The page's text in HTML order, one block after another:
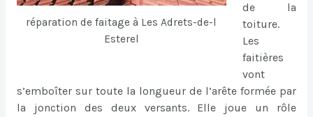
réparation de faitage à Les Adrets-de-l
Esterel
de la
toiture.
Les
faitières
vont
s’emboîter sur toute la longueur de l’arête formée par
la jonction des deux versants. Elle joue un rôle